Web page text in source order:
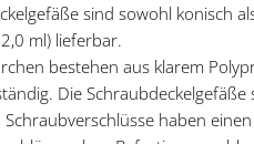
sind sowohl konisch
ml) lieferbar.
bestehen aus klarem
Die
Schraubverschlüsse haben